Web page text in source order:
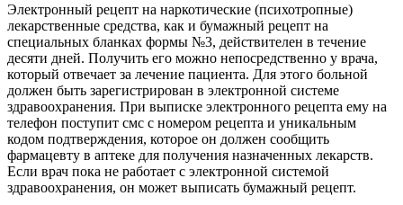
Электронный рецепт на наркотические (психотропные)
лекарственные средства, как и бумажный рецепт на
специальных бланках формы №3, действителен в течение
десяти дней. Получить его можно непосредственно у врача,
который отвечает за лечение пациента. Для этого больной
должен быть зарегистрирован в электронной системе
здравоохранения. При выписке электронного рецепта ему на
телефон поступит смс с номером рецепта и уникальным
кодом подтверждения, которое он должен сообщить
фармацевту в аптеке для получения назначенных лекарств.
Если врач пока не работает с электронной системой
здравоохранения, он может выписать бумажный рецепт.